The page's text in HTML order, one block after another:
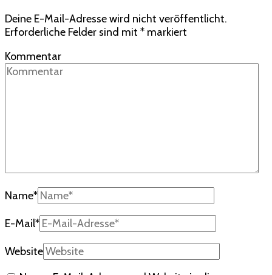
Deine E-Mail-Adresse wird nicht veröffentlicht.
Erforderliche Felder sind mit * markiert
Kommentar
Name*
E-Mail*
Website